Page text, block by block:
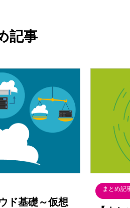
記事
ド基礎～仮想
まとめ記